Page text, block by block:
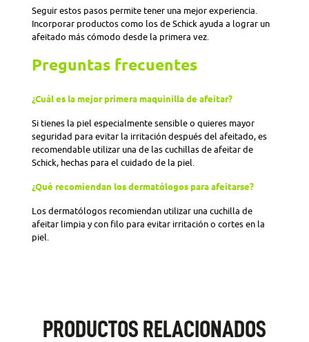
Seguir estos pasos permite tener una mejor experiencia.
Incorporar productos como los de Schick ayuda a lograr un
afeitado más cómodo desde la primera vez.
Preguntas frecuentes
¿Cuál es la mejor primera maquinilla de afeitar?
Si tienes la piel especialmente sensible o quieres mayor
seguridad para evitar la irritación después del afeitado, es
recomendable utilizar una de las cuchillas de afeitar de
Schick, hechas para el cuidado de la piel.
¿Qué recomiendan los dermatólogos para afeitarse?
Los dermatólogos recomiendan utilizar una cuchilla de
afeitar limpia y con filo para evitar irritación o cortes en la
piel.
PRODUCTOS RELACIONADOS